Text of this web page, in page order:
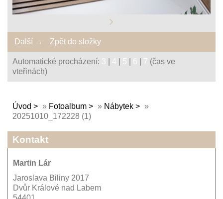
Další → Zpět do složky
Automatické procházení: 3 4 5 6 7 (čas ve
vteřinách)
Úvod » Fotoalbum » Nábytek
»
20251010_172228 (1)
Kontakt
Martin Lár
Jaroslava Biliny 2017
Dvůr Králové nad Labem